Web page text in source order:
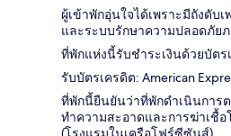
ผู้เข้าพักอุ่นใจได้เพราะมีถังดับ
และระบบรักษาความปลอดภัย
ที่พักแห่งนี้รับชำระเงินด้วยบัตร
รับบัตรเครดิต: American
ที่พักนี้ยืนยันว่าที่พักดำเนินการ
ทำความสะอาดและการฆ่าเชื้อ